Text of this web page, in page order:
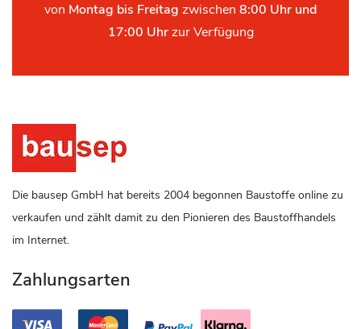
von Montag bis Freitag zwischen 8:00 Uhr und
17:00 Uhrzur Verfügung
Die bausep GmbH hat bereits 2004 begonnen Baustoffe online zu
verkaufen und zählt damit zu den Pionieren des Baustoffhandels
im Internet.
Zahlungsarten